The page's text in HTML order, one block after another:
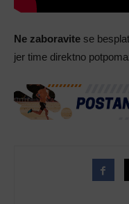
Ne zaboravite se
jer time direktno